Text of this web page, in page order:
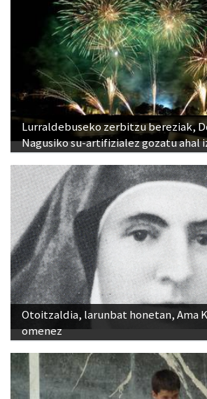
Lurraldebuseko zerbitzu bereziak,
Nagusiko su-artifizialez gozatu ahal
Otoitzaldia, larunbat honetan, Ama
omenez